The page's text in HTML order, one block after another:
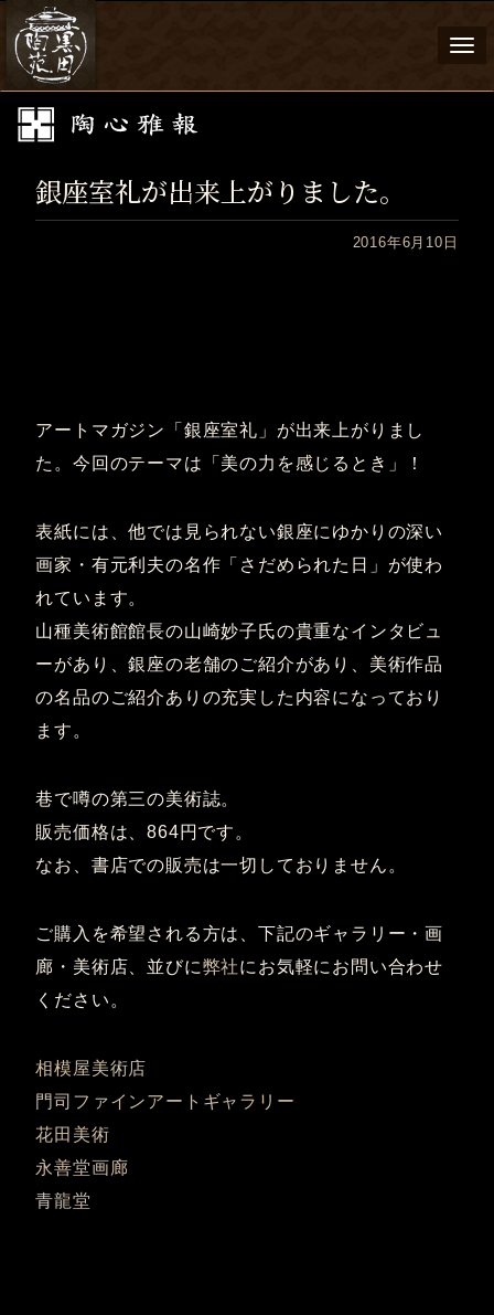
銀座室礼が出来上がりました。
2016年6月10日
アートマガジン「銀座室礼」が出来上がりまし
た。今回のテーマは「美の力を感じるとき」！
表紙には、他では見られない銀座にゆかりの深い
画家・有元利夫の名作「さだめられた日」が使わ
れています。
山種美術館館長の山崎妙子氏の貴重なインタビュ
ーがあり、銀座の老舗のご紹介があり、美術作品
の名品のご紹介ありの充実した内容になっており
ます。
巷で噂の第三の美術誌。
販売価格は、864円です。
なお、書店での販売は一切しておりません。
ご購入を希望される方は、下記のギャラリー・画
廊・美術店、並びに弊社にお気軽にお問い合わせ
ください。
相模屋美術店
門司ファインアートギャラリー
花田美術
永善堂画廊
青龍堂